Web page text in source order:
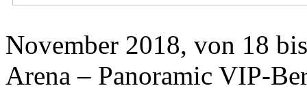
November 2018, von 18
Arena – Panoramic VIP-